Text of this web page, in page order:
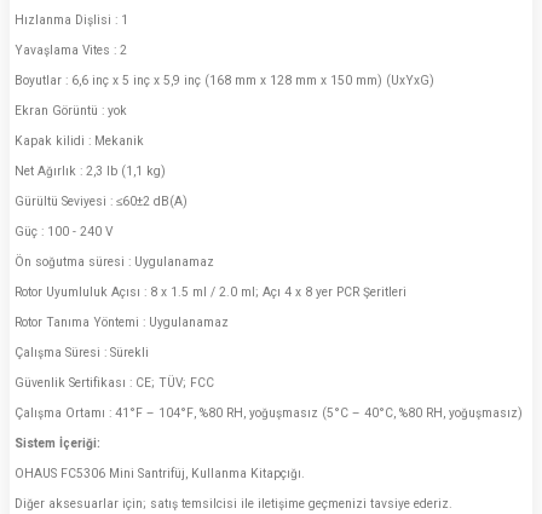
Hızlanma Dişlisi : 1
Yavaşlama Vites : 2
Boyutlar : 6,6 inç x 5 inç x 5,9 inç (168 mm x 128 mm x 150 mm) (UxYxG)
Ekran Görüntü : yok
Kapak kilidi : Mekanik
Net Ağırlık : 2,3 lb (1,1 kg)
Gürültü Seviyesi : ≤60±2 dB(A)
Güç : 100 - 240 V
Ön soğutma süresi : Uygulanamaz
Rotor Uyumluluk Açısı : 8 x 1.5 ml / 2.0 ml; Açı 4 x 8 yer PCR Şeritleri
Rotor Tanıma Yöntemi : Uygulanamaz
Çalışma Süresi : Sürekli
Güvenlik Sertifikası : CE; TÜV; FCC
Çalışma Ortamı : 41°F – 104°F, %80 RH, yoğuşmasız (5°C – 40°C, %80 RH, yoğuşmasız)
Sistem İçeriği:
OHAUS FC5306 Mini Santrifüj, Kullanma Kitapçığı.
Diğer aksesuarlar için; satış temsilcisi ile iletişime geçmenizi tavsiye ederiz.